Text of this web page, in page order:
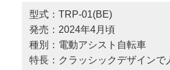
型式：TRP-01(BE)
発売：2024年4月頃
種別：電動アシスト自転車
特長：クラッシックデザインで